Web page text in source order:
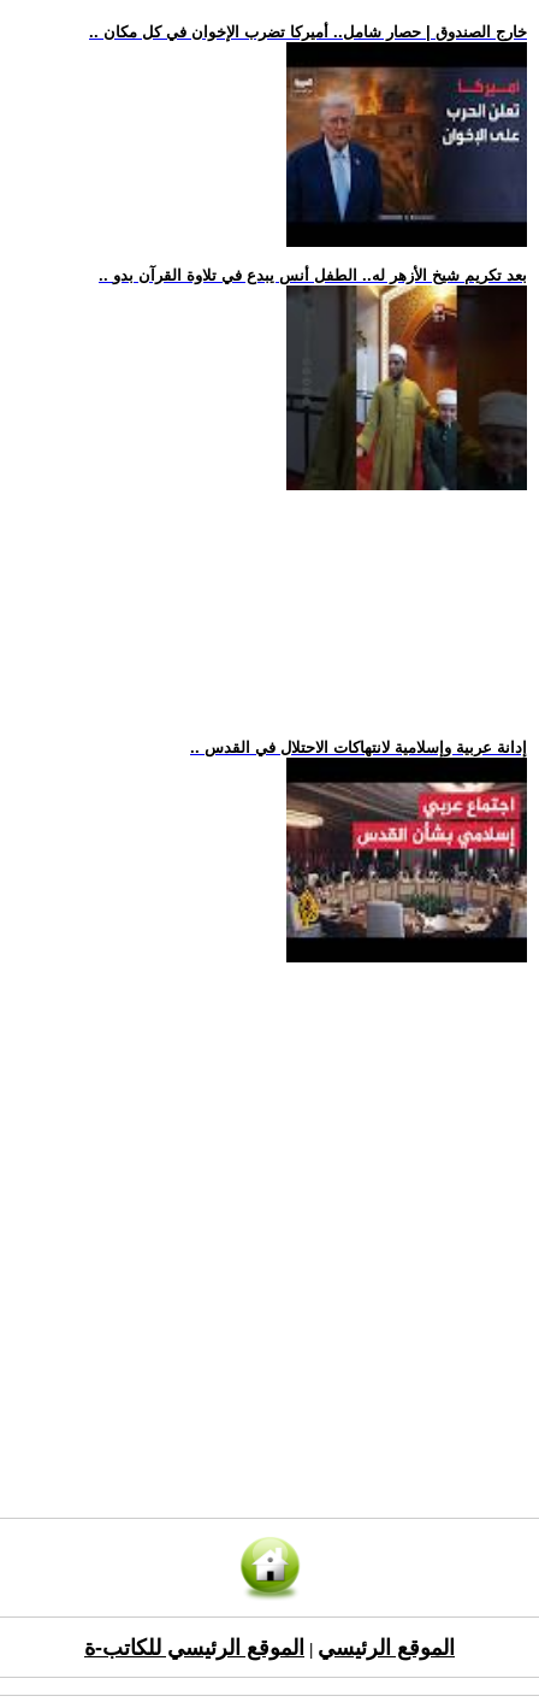
.. خارج الصندوق | حصار شامل.. أميركا تضرب الإخوان في كل مكان
.. بعد تكريم شيخ الأزهر له.. الطفل أنس يبدع في تلاوة القرآن بدو
.. إدانة عربية وإسلامية لانتهاكات الاحتلال في القدس
الموقع الرئيسي الموقع الرئيسي للكاتب-ة